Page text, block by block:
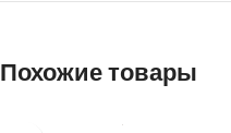
Похожие товары